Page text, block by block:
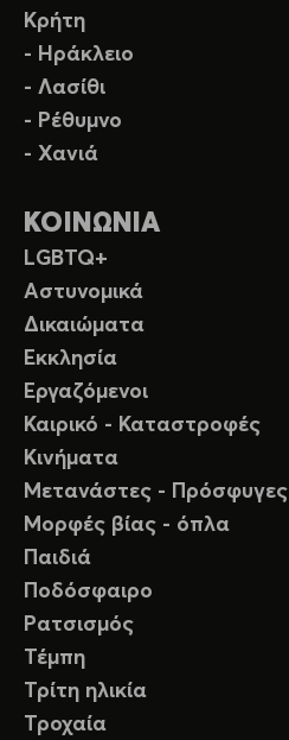
Κρήτη
- Ηράκλειο
- Λασίθι
- Ρέθυμνο
- Χανιά
ΚΟΙΝΩΝΙΑ
LGBTQ+
Αστυνομικά
Δικαιώματα
Εκκλησία
Εργαζόμενοι
Καιρικό - Καταστροφές
Κινήματα
Μετανάστες - Πρόσφυγες
Μορφές βίας - όπλα
Παιδιά
Ποδόσφαιρο
Ρατσισμός
Τέμπη
Τρίτη ηλικία
Τροχαία